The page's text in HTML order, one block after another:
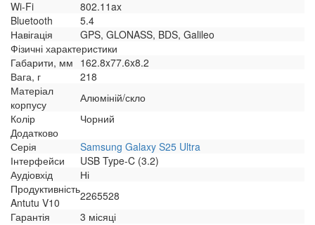
Wi-Fi
802.11ax
Bluetooth
5.4
Навігація
GPS, GLONASS, BDS, Galileo
Фізичні характеристики
Габарити, мм 162.8x77.6x8.2
Вага, г
218
Матеріал
корпусу
Алюміній/скло
Колір
Чорний
Додатково
Серія
Samsung Galaxy S25 Ultra
Інтерфейси
USB Type-C (3.2)
Аудіовхід
Ні
Продуктивність
Antutu V10
2265528
Гарантія
3 місяці